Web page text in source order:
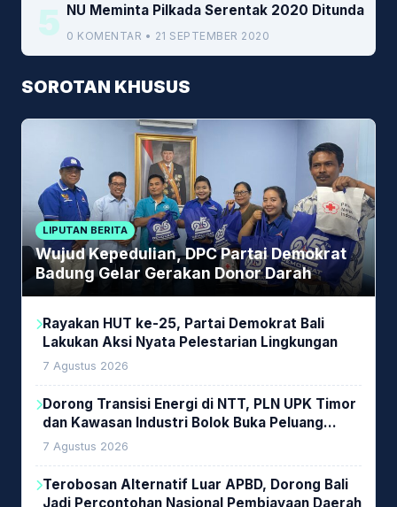
5 NU Meminta Pilkada Serentak 2020 Ditunda
0 KOMENTAR • 21 SEPTEMBER 2020
SOROTAN KHUSUS
LIPUTAN BERITA
Wujud Kepedulian, DPC Partai Demokrat
Badung Gelar Gerakan Donor Darah
Rayakan HUT ke-25, Partai Demokrat Bali
Lakukan Aksi Nyata Pelestarian Lingkungan
7 Agustus 2026
Dorong Transisi Energi di NTT, PLN UPK Timor
dan Kawasan Industri Bolok Buka Peluang
Investasi Woodchip untuk Cofiring PLTU Bolok
7 Agustus 2026
Terobosan Alternatif Luar APBD, Dorong Bali
Jadi Percontohan Nasional Pembiayaan Daerah